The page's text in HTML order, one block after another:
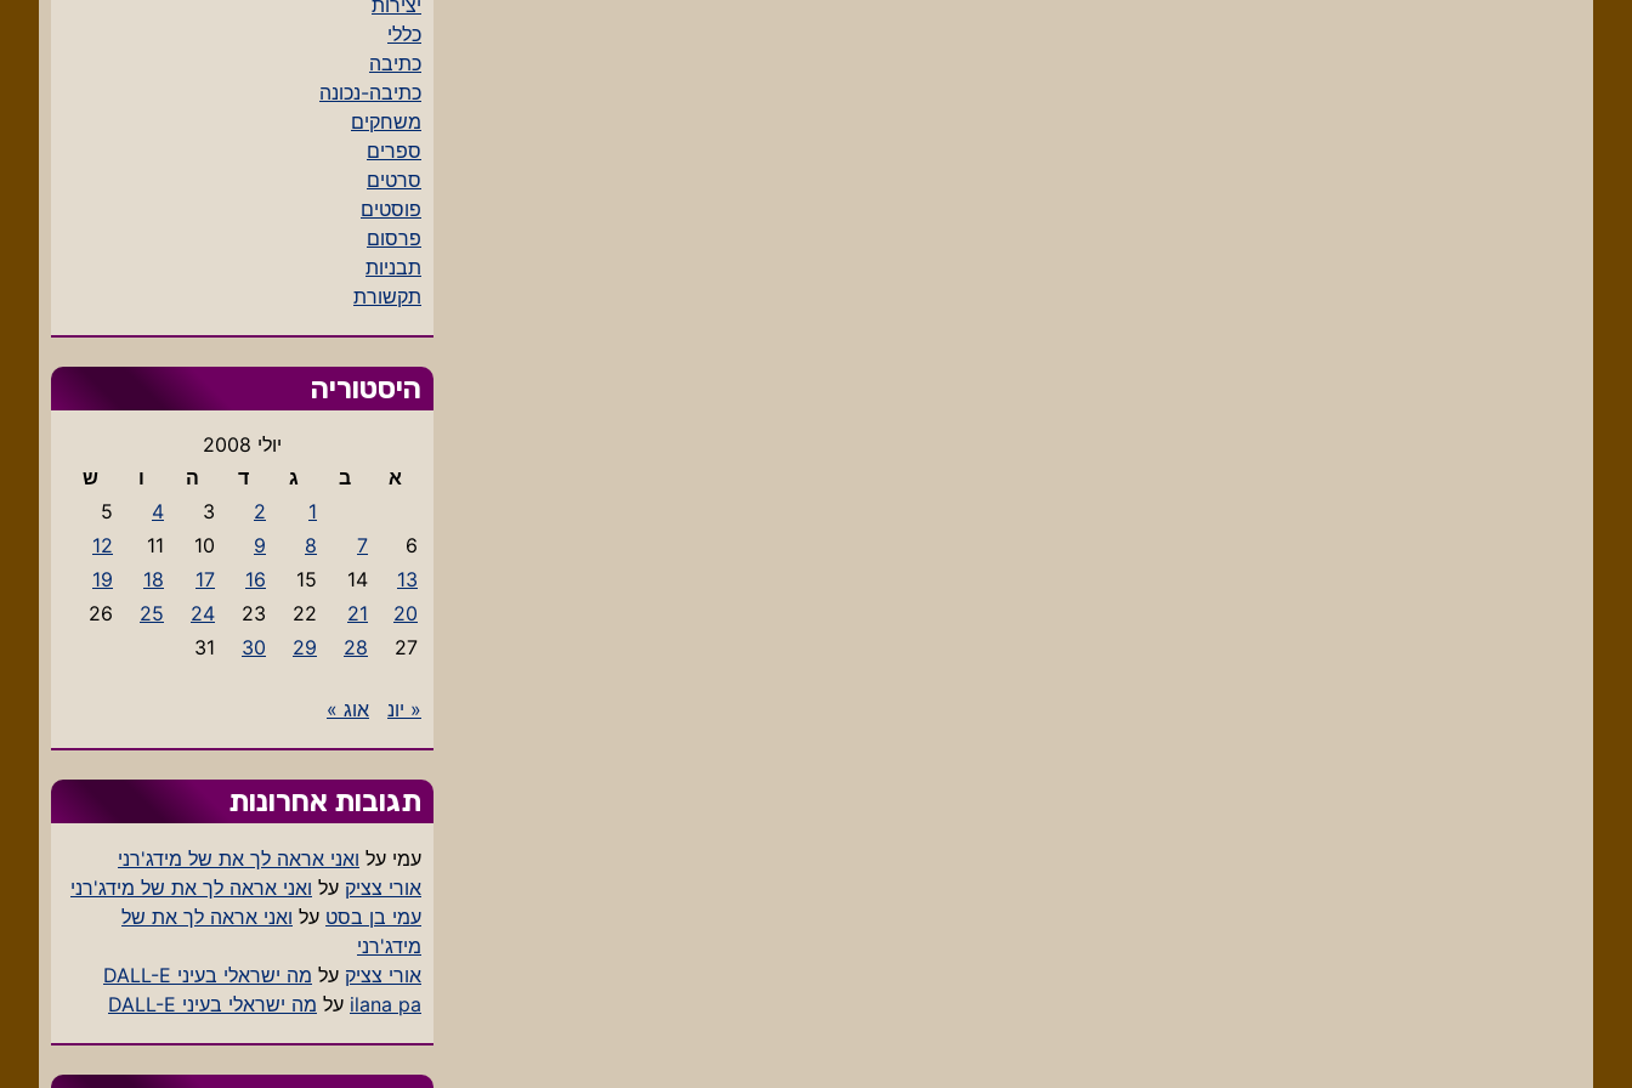
יצירות
כללי
כתיבה
כתיבה-נכונה
משחקים
ספרים
סרטים
פוסטים
פרסום
תבניות
תקשורת
היסטוריה
יולי 2008
א
ב ג ד ה ו
ש
1
2
3
4
5
6
7
8
9
10
11
12
13
14
15
16
17
18
19
20
21
22
23
24
25
26
27
28
29
30
31
« יונ אוג »
תגובות אחרונות
עמי על ואני אראה לך את של מידג'רני
אורי צציק על ואני אראה לך את של מידג'רני
עמי בן בסט על ואני אראה לך את של
מידג'רני
אורי צציק על מה ישראלי בעיני DALL-E
ilana pa על מה ישראלי בעיני DALL-E